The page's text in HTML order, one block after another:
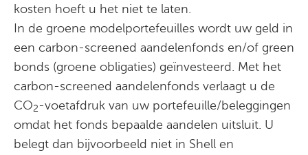
kosten hoeft u het niet te laten.
In de groene modelportefeuilles wordt uw geld in
een carbon-screened aandelenfonds en/of green
bonds (groene obligaties) geïnvesteerd. Met het
carbon-screened aandelenfonds verlaagt u de
CO2-voetafdruk van uw portefeuille/beleggingen
omdat het fonds bepaalde aandelen uitsluit. U
belegt dan bijvoorbeeld niet in Shell en